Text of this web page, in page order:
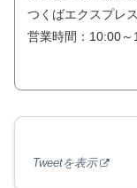
つくばエクスプレ
営業時間：10:00～
Tweetを表示